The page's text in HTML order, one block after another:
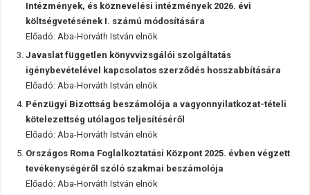
Intézmények, és köznevelési intézmények 2026. évi
költségvetésének I. számú módosítására
Előadó: Aba-Horváth István elnök
Javaslat független könyvvizsgálói szolgáltatás
igénybevételével kapcsolatos szerződés hosszabbítására
Előadó: Aba-Horváth István elnök
Pénzügyi Bizottság beszámolója a vagyonnyilatkozat-tételi
kötelezettség utólagos teljesítéséről
Előadó: Aba-Horváth István elnök
Országos Roma Foglalkoztatási Központ 2025. évben végzett
tevékenységéről szóló szakmai beszámolója
Előadó: Aba-Horváth István elnök